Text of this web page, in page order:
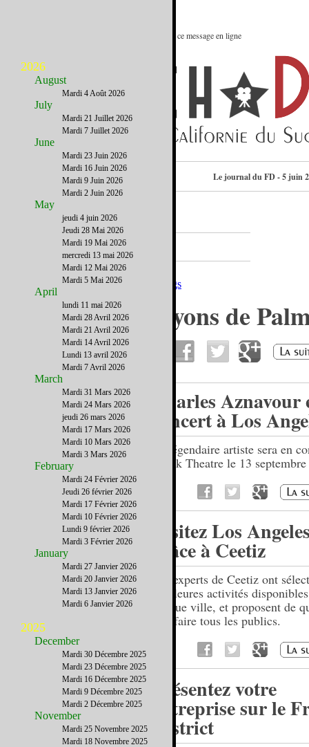
Le meilleur des Etats-Unis : Voir ce message en ligne
Consulter l’annuaire Le journal du FD - 5 juin
A la Une
Les Indian Canyons de
Springs
Charles Aznavour
concert à Los
Le légendaire artiste sera en
Greek Theatre le 13
Visitez Los
grâce à Ceetiz
Les experts de Ceetiz ont
meilleures activités
chaque ville, et proposent de
satisfaire tous les publics.
Présentez votre
entreprise sur le
District
2026
August
Mardi 4 Août 2026
July
Mardi 21 Juillet 2026
Mardi 7 Juillet 2026
June
Mardi 23 Juin 2026
Mardi 16 Juin 2026
Mardi 9 Juin 2026
Mardi 2 Juin 2026
May
jeudi 4 juin 2026
Jeudi 28 Mai 2026
Mardi 19 Mai 2026
mercredi 13 mai 2026
Mardi 12 Mai 2026
Mardi 5 Mai 2026
April
lundi 11 mai 2026
Mardi 28 Avril 2026
Mardi 21 Avril 2026
Mardi 14 Avril 2026
Lundi 13 avril 2026
Mardi 7 Avril 2026
March
Mardi 31 Mars 2026
Mardi 24 Mars 2026
jeudi 26 mars 2026
Mardi 17 Mars 2026
Mardi 10 Mars 2026
Mardi 3 Mars 2026
February
Mardi 24 Février 2026
Jeudi 26 février 2026
Mardi 17 Février 2026
Mardi 10 Février 2026
Lundi 9 février 2026
Mardi 3 Février 2026
January
Mardi 27 Janvier 2026
Mardi 20 Janvier 2026
Mardi 13 Janvier 2026
Mardi 6 Janvier 2026
2025
December
Mardi 30 Décembre 2025
Mardi 23 Décembre 2025
Mardi 16 Décembre 2025
Mardi 9 Décembre 2025
Mardi 2 Décembre 2025
November
Mardi 25 Novembre 2025
Mardi 18 Novembre 2025